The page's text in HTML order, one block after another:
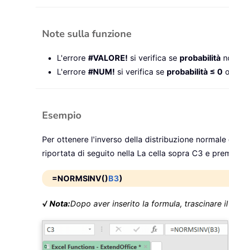
Note sulla funzione
L'errore #VALORE! si verifica se probabilità
L'errore #NUM! si verifica se probabilità ≤ 0 o
Esempio
Per ottenere l'inverso della distribuzione
riportata di seguito nella La cella sopra C3 e
=NORMSINV()B3)
√ Nota:Dopo aver inserito la formula, trascinare